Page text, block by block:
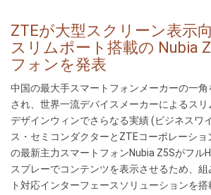
grande
schermo
lancia
il
nuovo
smartphone
Z5S
di
Nubia
con
interfaccia
SlimPort
incorporata
ZTEが大型スクリーン表示
スリムポート搭載の Nubia
フォンを発表
中国の最大手スマートフォンメーカーの一
され、世界一流デバイスメーカーによるス
デザインウィンでさらなる実績 (ビジネスワ
ス・セミコンダクターとZTEコーポレーシ
の最新主力スマートフォンNubia Z5Sがフル
スプレーでコンテンツを表示させるため、
ト対応インターフェースソリューションを